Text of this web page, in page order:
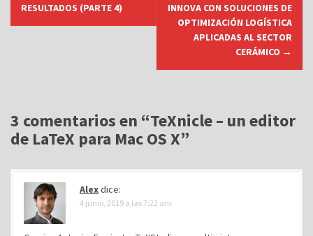
v
i
ó
RESULTADOS (PARTE 4)
INNOVA CON SOLUCIONES DE
OPTIMIZACIÓN LOGÍSTICA
APLICADAS AL SECTOR
CERÁMICO →
3 comentarios en “TeXnicle – un editor
de LaTeX para Mac OS X”
Alexdice:
4 junio, 2019 a las 7:22 am